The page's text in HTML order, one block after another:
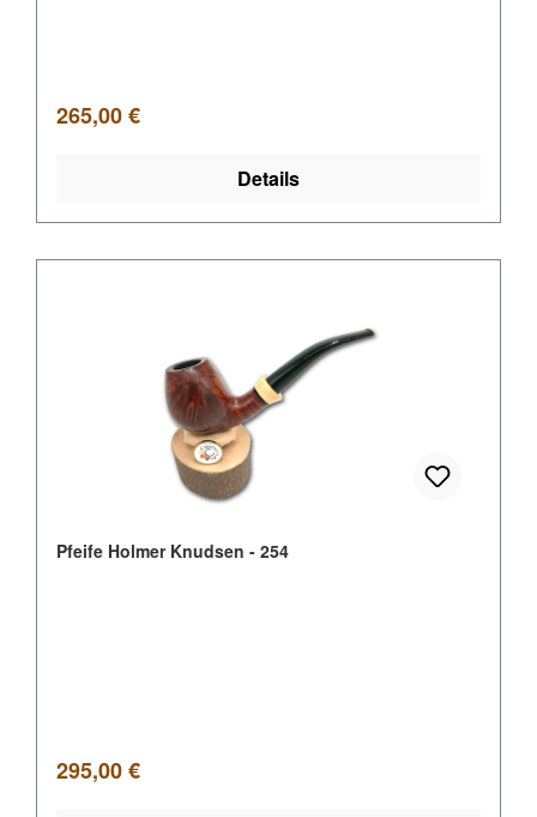
Regulärer Preis:
265,00 €
Details
Pfeife Holmer Knudsen - 254
Regulärer Preis:
295,00 €